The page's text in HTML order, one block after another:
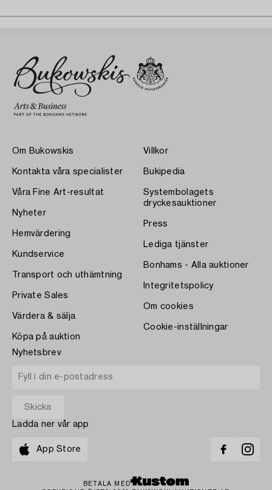
Om Bukowskis
Kontakta våra specialister
Våra Fine Art-resultat
Nyheter
Hemvärdering
Kundservice
Transport och uthämtning
Private Sales
Värdera & sälja
Köpa på auktion
Villkor
Bukipedia
Systembolagets
dryckesauktioner
Press
Lediga tjänster
Bonhams - Alla auktioner
Integritetspolicy
Om cookies
Cookie-inställningar
Nyhetsbrev
Ladda ner vår app
App Store
BETALA MED